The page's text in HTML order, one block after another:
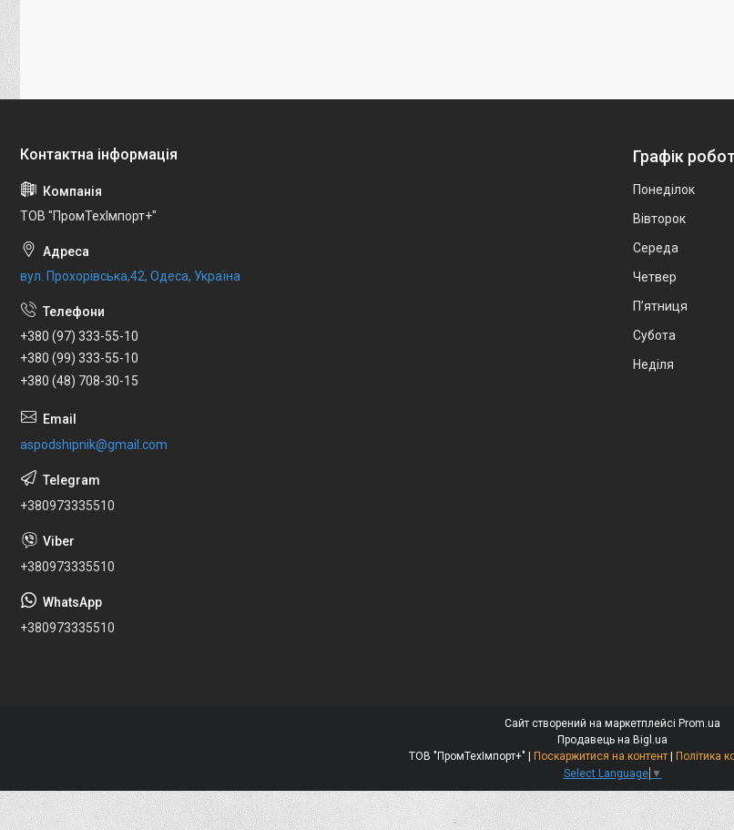
ТОВ "ПромТехІмпорт+"
вул. Прохорівська,42, Одеса, Україна
+380 (97) 333-55-10
+380 (99) 333-55-10
+380 (48) 708-30-15
aspodshipnik@gmail.com
+380973335510
+380973335510
+380973335510
Графік
Понеділок
Вівторок
Середа
Четвер
Пʼятниця
Субота
Неділя
Сайт створений на маркетплейсі Prom.ua
Продавець на Bigl.ua
Поскаржитися на контент
Політика
Select Language ▼